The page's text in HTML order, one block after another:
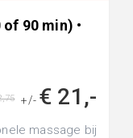
90 min) •
+/- € 21,-
massage bij